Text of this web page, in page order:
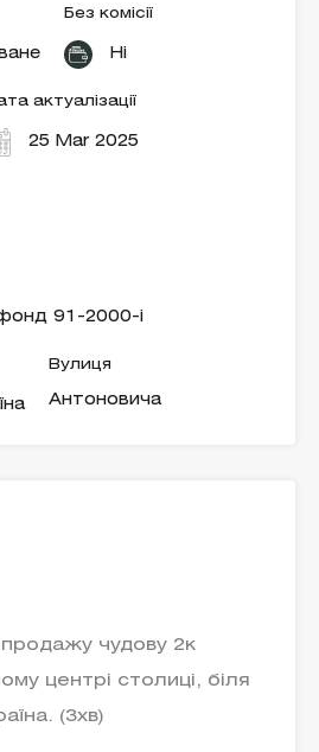
Без комісії
Ні
актуалізації
25 Mar 2025
91-2000-і
Вулиця
Антоновича
чудову 2к
центрі столиці, біля
(3хв)